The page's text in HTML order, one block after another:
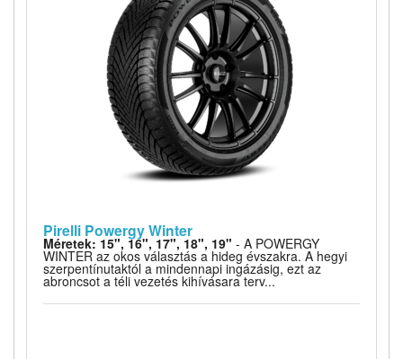
Pirelli Powergy Winter
Méretek: 15", 16", 17", 18", 19" - A POWERGY
WINTER az okos választás a hideg évszakra. A hegyi
szerpentínutaktól a mindennapi ingázásig, ezt az
abroncsot a téli vezetés kihívásara terv...